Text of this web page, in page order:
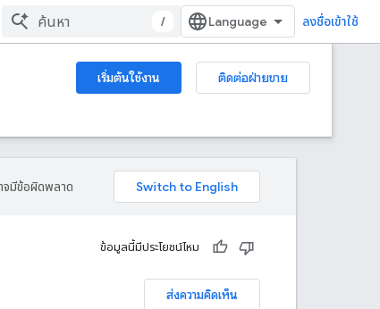
/ ลงชื่อเข้าใช้
เริ่มต้นใช้งาน
ติดต่อฝ่ายขาย
จมีข้อผิดพลาด
ข้อมูลนี้มีประโยชน์ไหม
ส่งความคิดเห็น